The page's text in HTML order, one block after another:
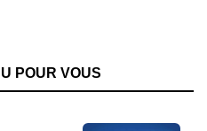
POUR VOUS